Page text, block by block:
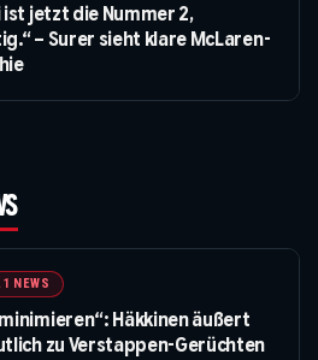
ist jetzt die Nummer 2,
– Surer sieht klare McLaren-
1 NEWS
Häkkinen äußert
zu Verstappen-Gerüchten